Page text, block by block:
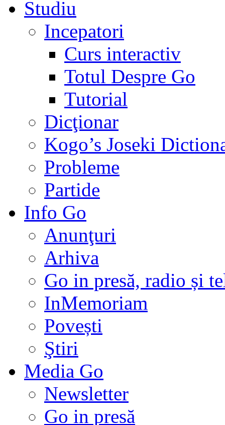
Studiu
Incepatori
Curs interactiv
Totul Despre Go
Tutorial
Dicţionar
Kogo’s Joseki
Probleme
Partide
Info Go
Anunţuri
Arhiva
Go in presă, radio și
InMemoriam
Povești
Ştiri
Media Go
Newsletter
Go in presă